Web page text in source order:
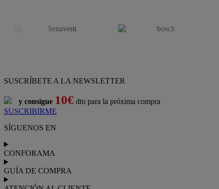
SUSCRÍBETE A LA NEWSLETTER
y consigue 10€ dto para la próxima compra
SUSCRIBIRME
SÍGUENOS EN
CONFORAMA
GUÍA DE COMPRA